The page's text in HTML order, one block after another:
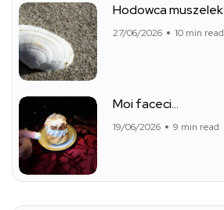
Hodowca muszelek
27/06/2026 10 min read
Moi faceci…
19/06/2026 9 min read